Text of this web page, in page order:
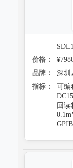
价格：
品牌：
深圳
指标：
可编
回读